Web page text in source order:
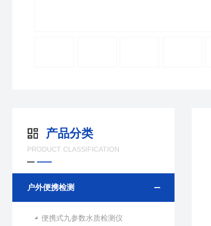
产品分类
PRODUCT CLASSIFICATION
户外便携检测
便携式九参数水质检测仪